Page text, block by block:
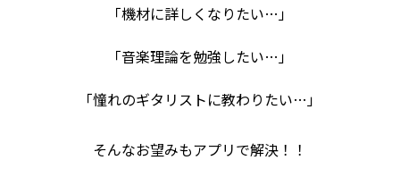
「機材に詳しくなりたい…」
「音楽理論を勉強したい…」
「憧れのギタリストに教わりたい…」
そんなお望みもアプリで解決！！